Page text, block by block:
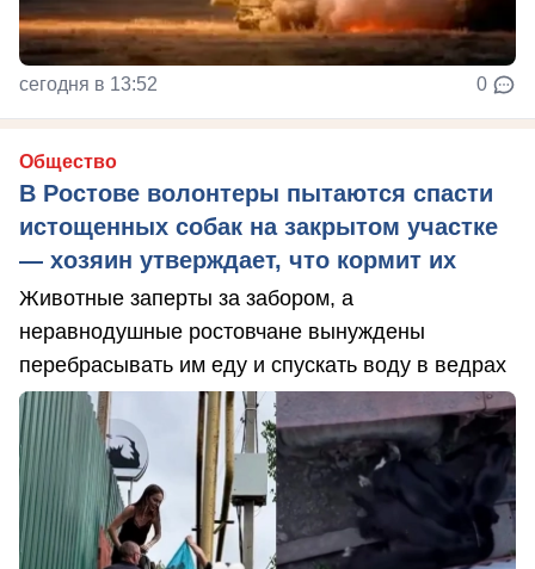
сегодня в 13:52 0
Общество
В Ростове волонтеры пытаются спасти
истощенных собак на закрытом участке
— хозяин утверждает, что кормит их
Животные заперты за забором, а
неравнодушные ростовчане вынуждены
перебрасывать им еду и спускать воду в ведрах